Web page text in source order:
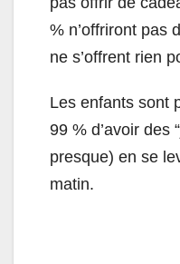
% n’offriront pas
ne s’offrent rien
Les enfants sont
99 % d’avoir des
presque) en se
matin.